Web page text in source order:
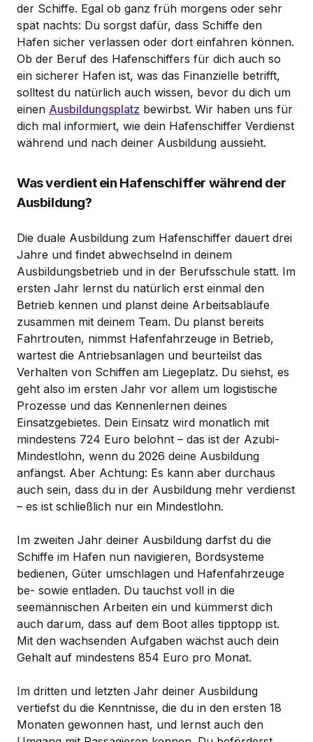
der Schiffe. Egal ob ganz früh morgens oder sehr
spät nachts: Du sorgst dafür, dass Schiffe den
Hafen sicher verlassen oder dort einfahren können.
Ob der Beruf des Hafenschiffers für dich auch so
ein sicherer Hafen ist, was das Finanzielle betrifft,
solltest du natürlich auch wissen, bevor du dich um
einen Ausbildungsplatz bewirbst. Wir haben uns für
dich mal informiert, wie dein Hafenschiffer Verdienst
während und nach deiner Ausbildung aussieht.
Was verdient ein Hafenschiffer während der
Ausbildung?
Die duale Ausbildung zum Hafenschiffer dauert drei
Jahre und findet abwechselnd in deinem
Ausbildungsbetrieb und in der Berufsschule statt. Im
ersten Jahr lernst du natürlich erst einmal den
Betrieb kennen und planst deine Arbeitsabläufe
zusammen mit deinem Team. Du planst bereits
Fahrtrouten, nimmst Hafenfahrzeuge in Betrieb,
wartest die Antriebsanlagen und beurteilst das
Verhalten von Schiffen am Liegeplatz. Du siehst, es
geht also im ersten Jahr vor allem um logistische
Prozesse und das Kennenlernen deines
Einsatzgebietes. Dein Einsatz wird monatlich mit
mindestens 724 Euro belohnt – das ist der Azubi-
Mindestlohn, wenn du 2026 deine Ausbildung
anfängst. Aber Achtung: Es kann aber durchaus
auch sein, dass du in der Ausbildung mehr verdienst
– es ist schließlich nur ein Mindestlohn.
Im zweiten Jahr deiner Ausbildung darfst du die
Schiffe im Hafen nun navigieren, Bordsysteme
bedienen, Güter umschlagen und Hafenfahrzeuge
be- sowie entladen. Du tauchst voll in die
seemännischen Arbeiten ein und kümmerst dich
auch darum, dass auf dem Boot alles tipptopp ist.
Mit den wachsenden Aufgaben wächst auch dein
Gehalt auf mindestens 854 Euro pro Monat.
Im dritten und letzten Jahr deiner Ausbildung
vertiefst du die Kenntnisse, die du in den ersten 18
Monaten gewonnen hast, und lernst auch den